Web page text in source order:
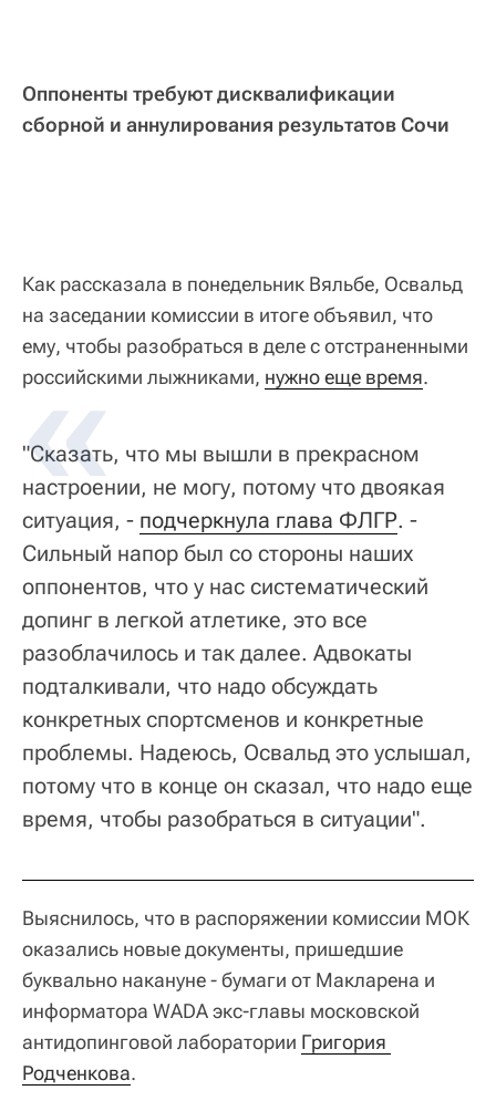
Оппоненты требуют дисквалификации
сборной и аннулирования результатов Сочи
Как рассказала в понедельник Вяльбе, Освальд
на заседании комиссии в итоге объявил, что
ему, чтобы разобраться в деле с отстраненными
российскими лыжниками, нужно еще время.
"Сказать, что мы вышли в прекрасном
настроении, не могу, потому что двоякая
ситуация, - подчеркнула глава ФЛГР. -
Сильный напор был со стороны наших
оппонентов, что у нас систематический
допинг в легкой атлетике, это все
разоблачилось и так далее. Адвокаты
подталкивали, что надо обсуждать
конкретных спортсменов и конкретные
проблемы. Надеюсь, Освальд это услышал,
потому что в конце он сказал, что надо еще
время, чтобы разобраться в ситуации".
Выяснилось, что в распоряжении комиссии МОК
оказались новые документы, пришедшие
буквально накануне - бумаги от Макларена и
информатора WADA экс-главы московской
антидопинговой лаборатории Григория
Родченкова.